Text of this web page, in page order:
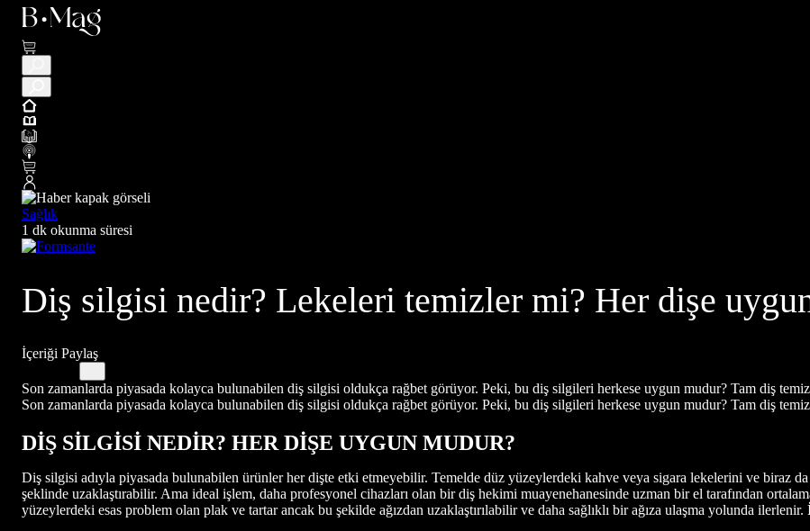
Sağlık
1 dk okunma süresi
Diş silgisi nedir? Lekeleri temizler mi? Her dişe
İçeriği Paylaş
Son zamanlarda piyasada kolayca bulunabilen diş silgisi oldukça rağbet görüyor. Peki, bu diş silgileri herkese uygun mudur? Tam diş
Son zamanlarda piyasada kolayca bulunabilen diş silgisi oldukça rağbet görüyor. Peki, bu diş silgileri herkese uygun mudur? Tam diş
DİŞ SİLGİSİ NEDİR? HER DİŞE UYGUN MUDUR?
Diş silgisi adıyla piyasada bulunabilen ürünler her dişte etki etmeyebilir. Temelde düz yüzeylerdeki kahve veya sigara lekelerini ve biraz
şeklinde uzaklaştırabilir. Ama ideal işlem, daha profesyonel cihazları olan bir diş hekimi muayenehanesinde uzman bir el tarafından
yüzeylerdeki esas problem olan plak ve tartar ancak bu şekilde ağızdan uzaklaştırılabilir ve daha sağlıklı bir ağıza ulaşma yolunda ilerlenir.